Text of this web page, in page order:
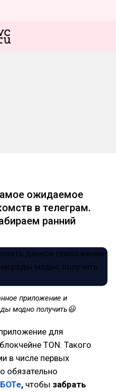
ожидаемое
в телеграм.
ранний
приложение и
модно получить😃
для
TON. Такого
в числе первых
обязательно
БОТе, чтобы забрать